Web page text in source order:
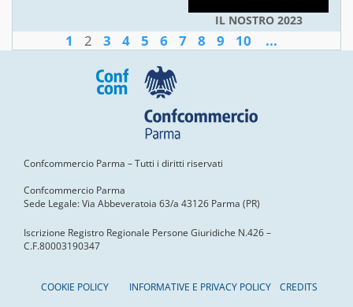
IL NOSTRO 2023
1 2 3 4 5 6 7 8 9 10 ...
Confcommercio Parma – Tutti i diritti riservati
Confcommercio Parma
Sede Legale: Via Abbeveratoia 63/a 43126 Parma (PR)
Iscrizione Registro Regionale Persone Giuridiche N.426 –
C.F.80003190347
COOKIE POLICY INFORMATIVE E PRIVACY POLICY CREDITS